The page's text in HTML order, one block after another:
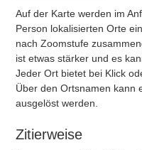
Auf der Karte werden im
Person lokalisierten Orte
nach Zoomstufe
ist etwas stärker und es
Jeder Ort bietet bei Klick
Über den Ortsnamen kann
ausgelöst werden.
Zitierweise